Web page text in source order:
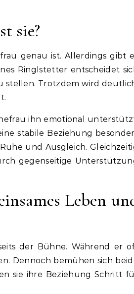
sie?
genau ist. Allerdings gibt
Ringlstetter entscheidet
stellen. Trotzdem wird
ihn emotional
stabile Beziehung
und Ausgleich.
gegenseitige
Leben
der Bühne. Während er
Dennoch bemühen sich
sie ihre Beziehung Schritt